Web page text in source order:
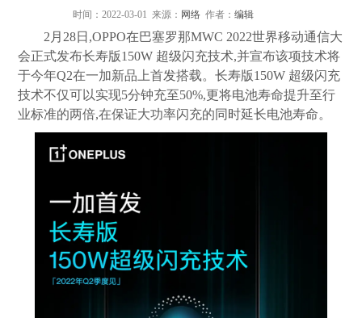
时间：2022-03-01 来源： 网络作者： 编辑
2月28日,OPPO在巴塞罗那MWC 2022世界移动通信大
会正式发布长寿版150W 超级闪充技术,并宣布该项技术将
于今年Q2在一加新品上首发搭载。长寿版150W 超级闪充
技术不仅可以实现5分钟充至50%,更将电池寿命提升至行
业标准的两倍,在保证大功率闪充的同时延长电池寿命。